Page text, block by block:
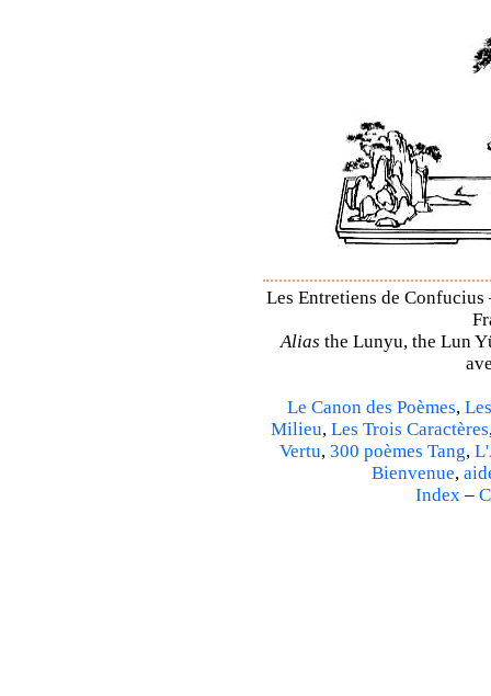
Les Entretiens de
Alias the Lunyu, the Lun
Le Canon des Poèmes,
Milieu, Les Trois Caractères
Vertu, 300 poèmes Tang,
Bienvenue,
Index –